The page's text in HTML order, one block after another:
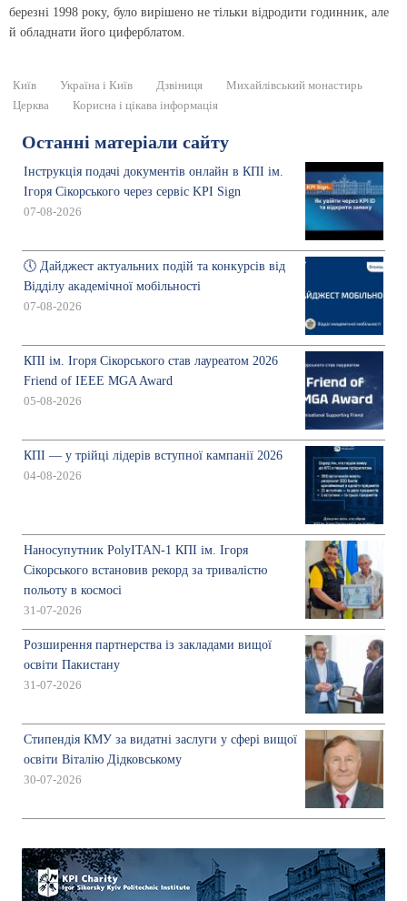
березні 1998 року, було вирішено не тільки відродити годинник, але
й обладнати його циферблатом.
Київ Україна і Київ Дзвіниця
Михайлівський монастирь
Церква
Корисна і цікава інформація
Останні матеріали сайту
Інструкція подачі документів онлайн в КПІ ім.
Ігоря Сікорського через сервіс KPI Sign
07-08-2026
🕔 Дайджест актуальних подій та конкурсів від
Відділу академічної мобільності
07-08-2026
КПІ ім. Ігоря Сікорського став лауреатом 2026
Friend of IEEE MGA Award
05-08-2026
КПІ — у трійці лідерів вступної кампанії 2026
04-08-2026
Наносупутник PolyITAN-1 КПІ ім. Ігоря
Сікорського встановив рекорд за тривалістю
польоту в космосі
31-07-2026
Розширення партнерства із закладами вищої
освіти Пакистану
31-07-2026
Стипендія КМУ за видатні заслуги у сфері вищої
освіти Віталію Дідковському
30-07-2026